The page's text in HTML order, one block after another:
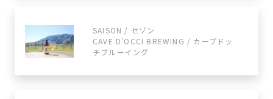
SAISON / セゾン
CAVE D’OCCI BREWING / カーブドッ
チブルーイング